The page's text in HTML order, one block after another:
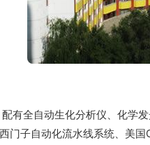
有全自动生化分析仪、化学
门子自动化流水线系统、美